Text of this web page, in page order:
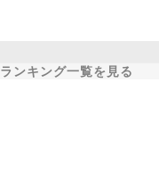
ランキング一覧を見る